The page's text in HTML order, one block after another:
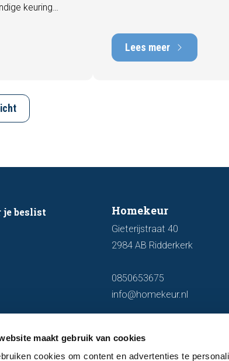
maakt gebruik van cookies
cookies om content en advertenties te
keuring
inclusief
In deze
deskundige
helpt om met
kopen of te
waarde. In deze blog leggen
waarom een actueel
Lees meer
je beslist Homekeur
Gieterijstraat 40
2984 AB Ridderkerk
0850653675
info@homekeur.nl